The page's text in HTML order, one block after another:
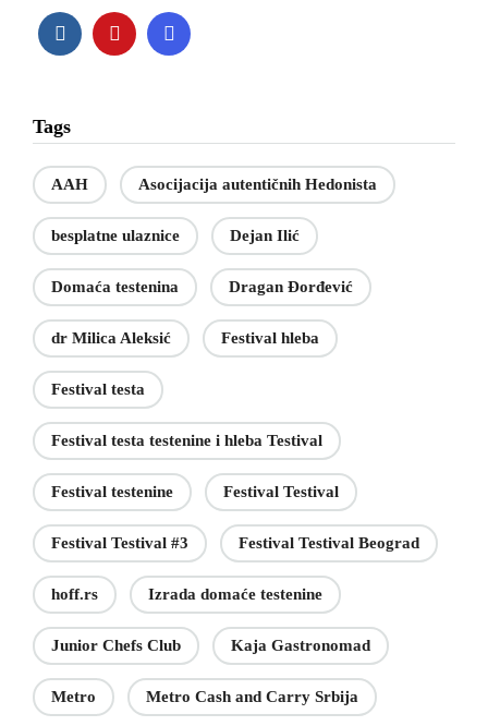
Tags
AAH Asocijacija autentičnih Hedonista
besplatne ulaznice Dejan Ilić
Domaća testenina Dragan Đorđević
dr Milica Aleksić Festival hleba
Festival testa
Festival testa testenine i hleba Testival
Festival testenine Festival Testival
Festival Testival #3 Festival Testival Beograd
hoff.rs Izrada domaće testenine
Junior Chefs Club Kaja Gastronomad
Metro Metro Cash and Carry Srbija